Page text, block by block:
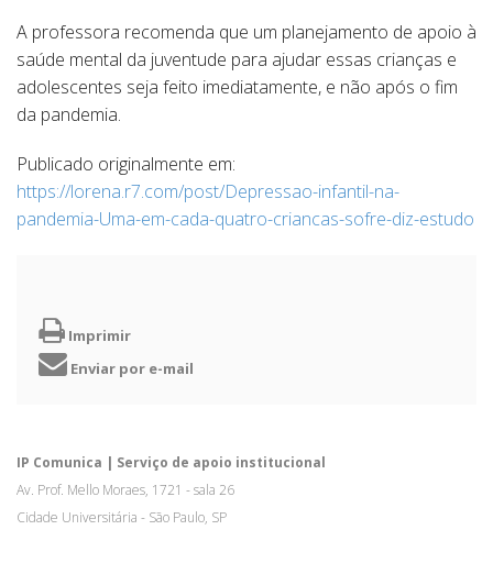
A professora recomenda que um planejamento de apoio à
saúde mental da juventude para ajudar essas crianças e
adolescentes seja feito imediatamente, e não após o fim
da pandemia.
Publicado originalmente em:
https://lorena.r7.com/post/Depressao-infantil-na-
pandemia-Uma-em-cada-quatro-criancas-sofre-diz-estudo
Imprimir
Enviar por e-mail
IP Comunica | Serviço de apoio institucional
Av. Prof. Mello Moraes, 1721 - sala 26
Cidade Universitária - São Paulo, SP